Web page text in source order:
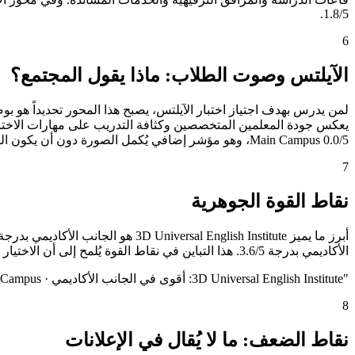
1.8/5.
6
الآيلتس وصوت الطلاب: ماذا يقول المجتمع؟
Main Campus 0.0/5، وهو مؤشر إضافي يُكمل الصورة دون أن يكون الفيصل الوحيد.
7
نقاط القوة الجوهرية
الأكاديمي بدرجة 3.6/5. هذا التباين في نقاط القوة يُلمح إلى أن الاختيار بينهما ليس قراراً عاماً بل قراراً شخصياً يعتمد على ما يُعلي الطالب من أولويات.
"3D Universal English Institute: أقوى في الجانب الأكاديمي · Pines International Academy - Main Campus: أقوى في الجانب الأكاديمي
8
نقاط الضعف: ما لا يُقال في الإعلانات